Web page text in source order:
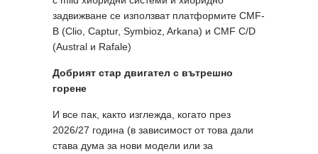
задвижване се използват платформите CMF-
B (Clio, Captur, Symbioz, Arkana) и CMF C/D
(Austral и Rafalе)
Добрият стар двигател с вътрешно
горене
И все пак, както изглежда, когато през
2026/27 година (в зависимост от това дали
става дума за нови модели или за